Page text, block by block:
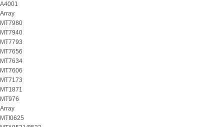
A4001
Array
MT7980
MT7940
MT7793
MT7656
MT7634
MT7606
MT7173
MT1871
MT976
Array
MTI0625